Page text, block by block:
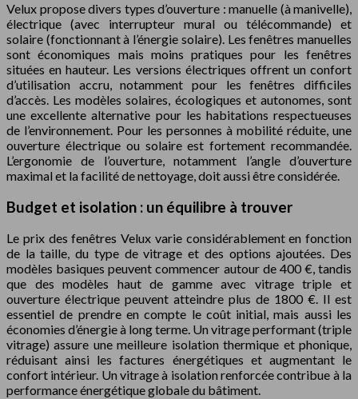
Velux propose divers types d’ouverture : manuelle (à manivelle),
électrique (avec interrupteur mural ou télécommande) et
solaire (fonctionnant à l’énergie solaire). Les fenêtres manuelles
sont économiques mais moins pratiques pour les fenêtres
situées en hauteur. Les versions électriques offrent un confort
d’utilisation accru, notamment pour les fenêtres difficiles
d’accès. Les modèles solaires, écologiques et autonomes, sont
une excellente alternative pour les habitations respectueuses
de l’environnement. Pour les personnes à mobilité réduite, une
ouverture électrique ou solaire est fortement recommandée.
L’ergonomie de l’ouverture, notamment l’angle d’ouverture
maximal et la facilité de nettoyage, doit aussi être considérée.
Budget et isolation : un équilibre à trouver
Le prix des fenêtres Velux varie considérablement en fonction
de la taille, du type de vitrage et des options ajoutées. Des
modèles basiques peuvent commencer autour de 400 €, tandis
que des modèles haut de gamme avec vitrage triple et
ouverture électrique peuvent atteindre plus de 1800 €. Il est
essentiel de prendre en compte le coût initial, mais aussi les
économies d’énergie à long terme. Un vitrage performant (triple
vitrage) assure une meilleure isolation thermique et phonique,
réduisant ainsi les factures énergétiques et augmentant le
confort intérieur. Un vitrage à isolation renforcée contribue à la
performance énergétique globale du bâtiment.